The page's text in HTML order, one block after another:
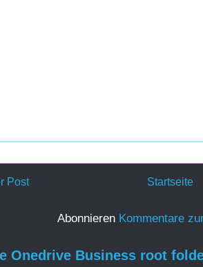
Post Startseite
Abonnieren Kommentare
Onedrive Business root